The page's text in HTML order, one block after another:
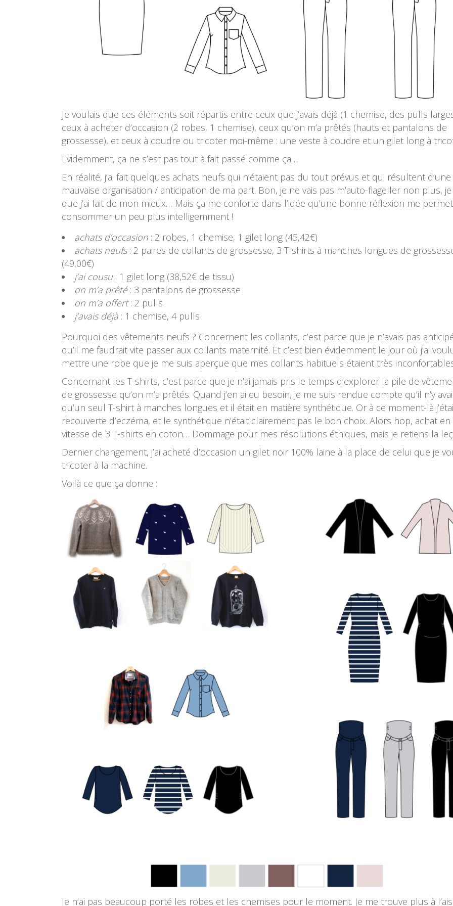
Je voulais que ces éléments soit répartis entre ceux que j’avais déjà (1 chemise, des pulls
ceux à acheter d’occasion (2 robes, 1 chemise), ceux qu’on m’a prêtés (hauts et pantalons de
grossesse), et ceux à coudre ou tricoter moi-même : une veste à coudre et un gilet long à
Evidemment, ça ne s’est pas tout à fait passé comme ça…
En réalité, j’ai fait quelques achats neufs qui n’étaient pas du tout prévus et qui résultent d’une
mauvaise organisation / anticipation de ma part. Bon, je ne vais pas m’auto-flageller non plus, je
que j’ai fait de mon mieux… Mais ça me conforte dans l’idée qu’une bonne réflexion me
consommer un peu plus intelligemment !
achats d’occasion : 2 robes, 1 chemise, 1 gilet long (45,42€)
achats neufs: 2 paires de collants de grossesse, 3 T-shirts à manches longues de
(49,00€)
j’ai cousu: 1 gilet long (38,52€ de tissu)
on m’a prêté: 3 pantalons de grossesse
on m’a offert: 2 pulls
j’avais déjà : 1 chemise, 4 pulls
Pourquoi des vêtements neufs ? Concernent les collants, c’est parce que je n’avais pas
qu’il me faudrait vite passer aux collants maternité. Et c’est bien évidemment le jour où j’ai
mettre une robe que je me suis aperçue que mes collants habituels étaient très
Concernant les T-shirts, c’est parce que je n’ai jamais pris le temps d’explorer la pile de
de grossesse qu’on m’a prêtés. Quand j’en ai eu besoin, je me suis rendue compte qu’il n’y
qu’un seul T-shirt à manches longues et il était en matière synthétique. Or à ce moment-là
recouverte d’eczéma, et le synthétique n’était clairement pas le bon choix. Alors hop, achat en
vitesse de 3 T-shirts en coton… Dommage pour mes résolutions éthiques, mais je retiens la
Dernier changement, j’ai acheté d’occasion un gilet noir 100% laine à la place de celui que je
tricoter à la machine.
Voilà ce que ça donne :
Je n’ai pas beaucoup porté les robes et les chemises pour le moment. Je me trouve plus à